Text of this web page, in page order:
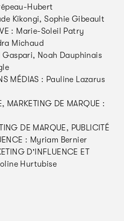
Hubert
Kikongi, Sophie Gibeault
: Marie-Soleil Patry
Michaud
Gaspari, Noah Dauphinais
MÉDIAS : Pauline Lazarus
MARKETING DE MARQUE :
DE MARQUE, PUBLICITÉ
: Myriam Bernier
D'INFLUENCE ET
Hurtubise